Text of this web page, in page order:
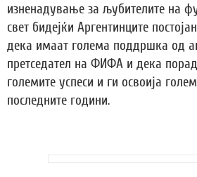
изненадување за љубителите на
свет бидејќи Аргентинците
дека имаат голема поддршка од
претседател на ФИФА и дека
големите успеси и ги освоија
последните години.